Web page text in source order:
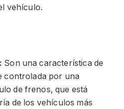
vehículo.
Son una característica de
controlada por una
de frenos, que está
de los vehículos más